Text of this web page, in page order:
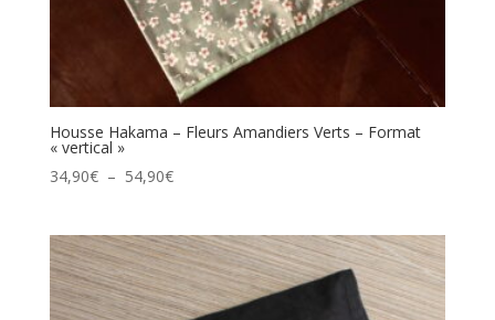
Housse Hakama – Fleurs Amandiers Verts – Format
« vertical »
34,90€ – 54,90€Plage
34,90€
à
54,90€